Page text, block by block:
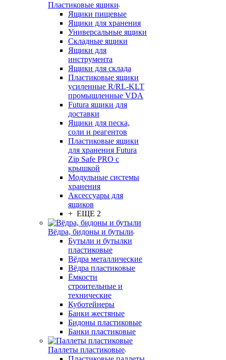
Пластиковые ящики
Ящики пищевые
Ящики для хранения
Универсальные ящики
Складные ящики
Ящики для
инструмента
Ящики для склада
Пластиковые ящики
усиленные R/RL-KLT
промышленные VDA
Futura ящики для
доставки
Ящики для песка,
соли и реагентов
Пластиковые ящики
для хранения Futura
Zip Safe PRO с
крышкой
Модульные системы
хранения
Аксессуары для
ящиков
+ ЕЩЕ 2
Вёдра, бидоны и бутыли
Бутыли и бутылки
пластиковые
Вёдра металлические
Вёдра пластиковые
Ёмкости
строительные и
технические
Куботейнеры
Банки жестяные
Бидоны пластиковые
Банки пластиковые
Паллеты пластиковые